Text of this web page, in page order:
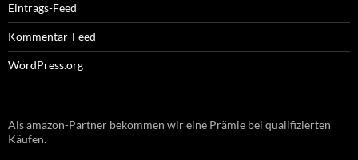
Eintrags-Feed
Kommentar-Feed
WordPress.org
Als amazon-Partner bekommen wir eine Prämie bei qualifizierten
Käufen.